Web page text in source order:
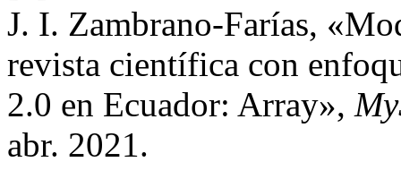
J. I. Zambrano-Farías,
revista científica con
2.0 en Ecuador: Array»,
abr. 2021.